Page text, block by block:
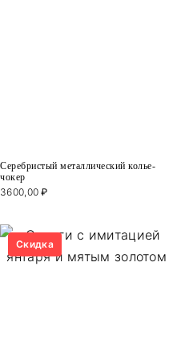
Серебристый металлический колье-
чокер
3600,00₽
Скидка